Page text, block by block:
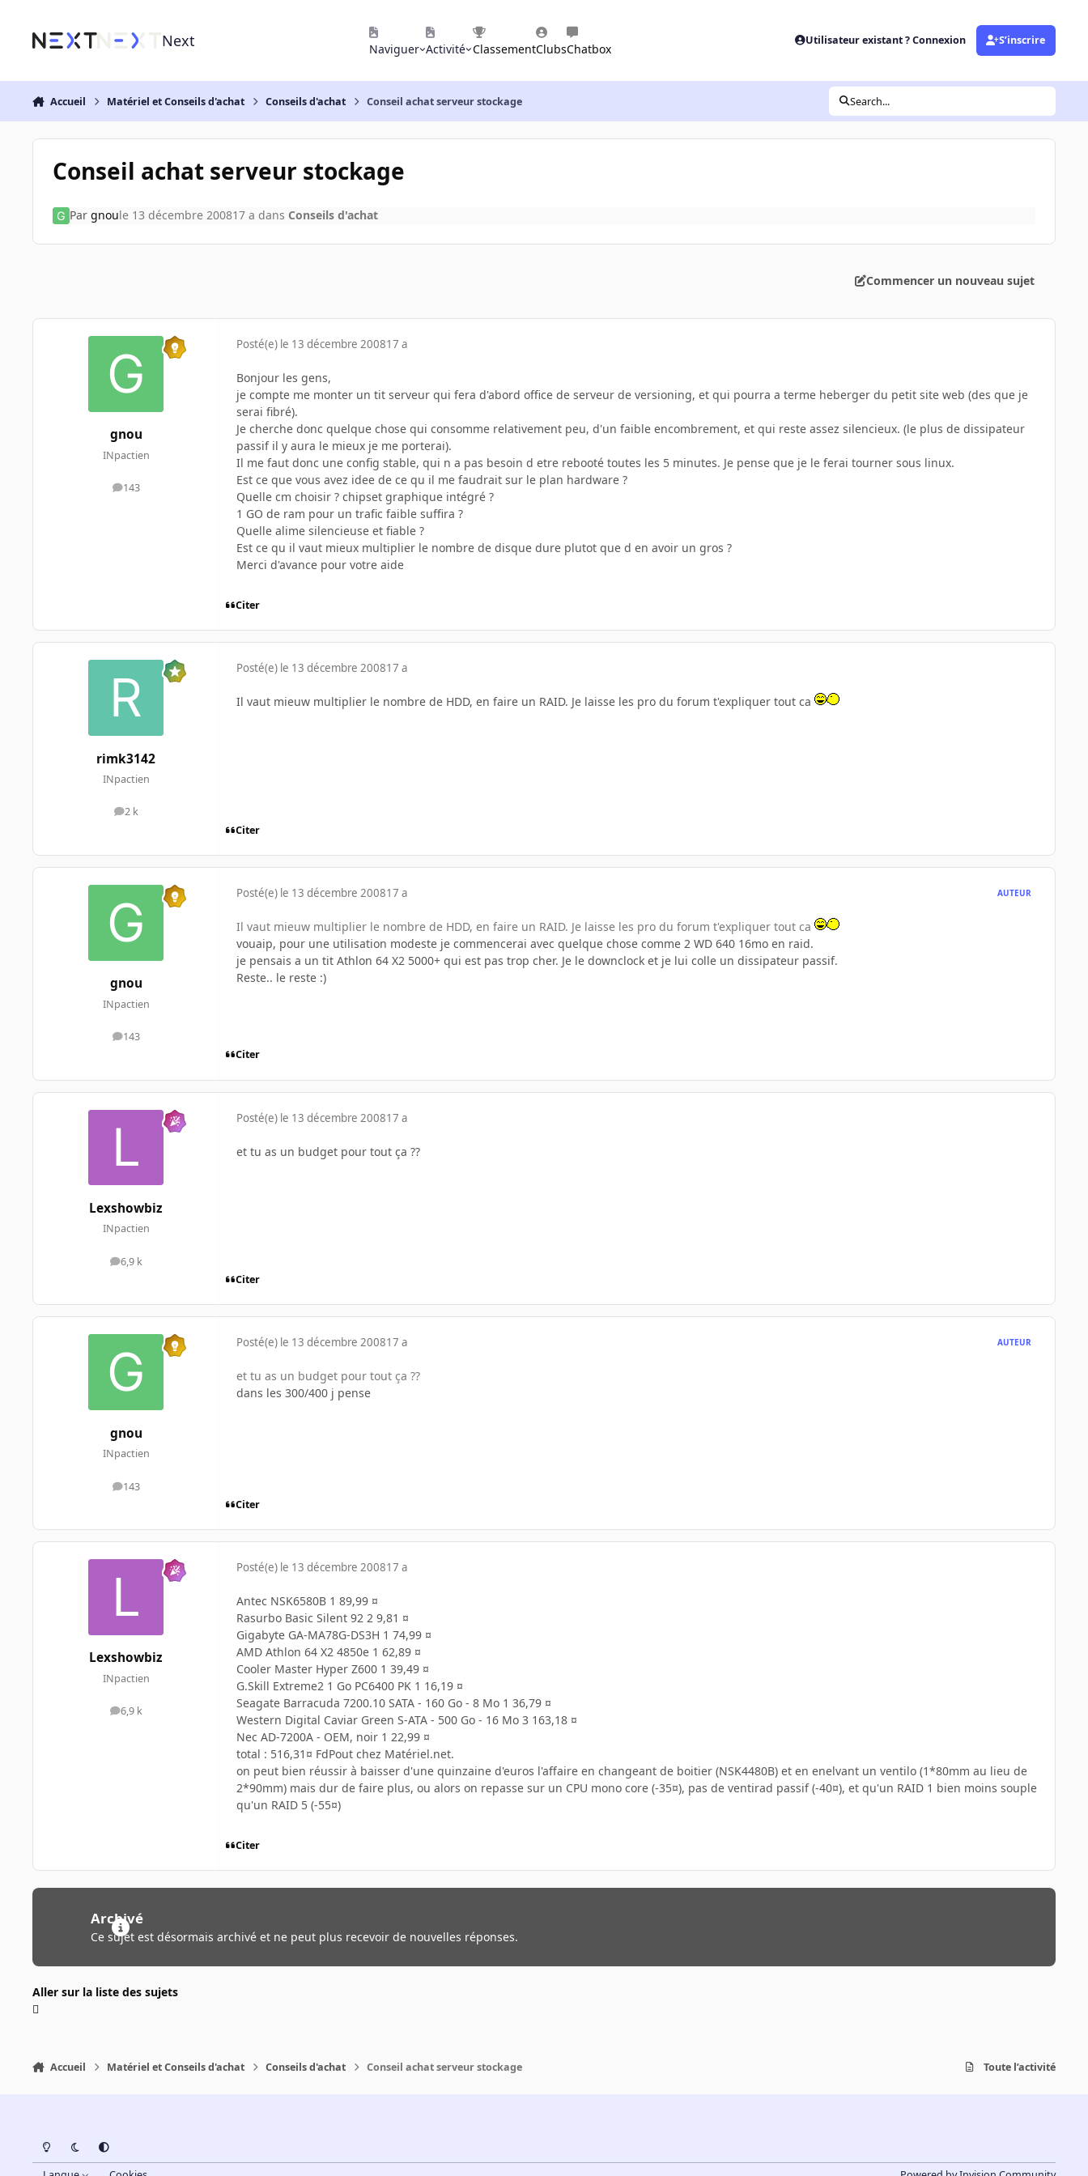
Next Naviguer Activité ClassementClubsChatbox
Utilisateur existant ? Connexion S’inscrire
Accueil Matériel et Conseils d'achat Conseils d'achat Conseil achat serveur stockage Search...
Conseil achat serveur stockage
Par gnoule 13 décembre 200817 a dans Conseils d'achat
Commencer un nouveau sujet
gnou
INpactien
143
messages
Posté(e) le 13 décembre 200817 a
Bonjour les gens,
je compte me monter un tit serveur qui fera d'abord office de serveur de versioning, et qui pourra a terme heberger du petit site web (des que je
serai fibré).
Je cherche donc quelque chose qui consomme relativement peu, d'un faible encombrement, et qui reste assez silencieux. (le plus de dissipateur
passif il y aura le mieux je me porterai).
Il me faut donc une config stable, qui n a pas besoin d etre rebooté toutes les 5 minutes. Je pense que je le ferai tourner sous linux.
Est ce que vous avez idee de ce qu il me faudrait sur le plan hardware ?
Quelle cm choisir ? chipset graphique intégré ?
1 GO de ram pour un trafic faible suffira ?
Quelle alime silencieuse et fiable ?
Est ce qu il vaut mieux multiplier le nombre de disque dure plutot que d en avoir un gros ?
Merci d'avance pour votre aide
Citer
rimk3142
INpactien
2 k
messages
Posté(e) le 13 décembre 200817 a
Il vaut mieuw multiplier le nombre de HDD, en faire un RAID. Je laisse les pro du forum t'expliquer tout ca
Citer
gnou
INpactien
143
messages
Posté(e) le 13 décembre 200817 a AUTEUR
Il vaut mieuw multiplier le nombre de HDD, en faire un RAID. Je laisse les pro du forum t'expliquer tout ca
vouaip, pour une utilisation modeste je commencerai avec quelque chose comme 2 WD 640 16mo en raid.
je pensais a un tit Athlon 64 X2 5000+ qui est pas trop cher. Je le downclock et je lui colle un dissipateur passif.
Reste.. le reste :)
Citer
Lexshowbiz
INpactien
6,9 k
messages
Posté(e) le 13 décembre 200817 a
et tu as un budget pour tout ça ??
Citer
gnou
INpactien
143
messages
Posté(e) le 13 décembre 200817 a AUTEUR
et tu as un budget pour tout ça ??
dans les 300/400 j pense
Citer
Lexshowbiz
INpactien
6,9 k
messages
Posté(e) le 13 décembre 200817 a
Antec NSK6580B 1 89,99 ¤
Rasurbo Basic Silent 92 2 9,81 ¤
Gigabyte GA-MA78G-DS3H 1 74,99 ¤
AMD Athlon 64 X2 4850e 1 62,89 ¤
Cooler Master Hyper Z600 1 39,49 ¤
G.Skill Extreme2 1 Go PC6400 PK 1 16,19 ¤
Seagate Barracuda 7200.10 SATA - 160 Go - 8 Mo 1 36,79 ¤
Western Digital Caviar Green S-ATA - 500 Go - 16 Mo 3 163,18 ¤
Nec AD-7200A - OEM, noir 1 22,99 ¤
total : 516,31¤ FdPout chez Matériel.net.
on peut bien réussir à baisser d'une quinzaine d'euros l'affaire en changeant de boitier (NSK4480B) et en enelvant un ventilo (1*80mm au lieu de
2*90mm) mais dur de faire plus, ou alors on repasse sur un CPU mono core (-35¤), pas de ventirad passif (-40¤), et qu'un RAID 1 bien moins souple
qu'un RAID 5 (-55¤)
Citer
Archivé
Ce sujet est désormais archivé et ne peut plus recevoir de nouvelles réponses.
Aller sur la liste des sujets
Accueil Matériel et Conseils d'achat Conseils d'achat Conseil achat serveur stockage Toute l’activité
Light ModeDark ModeSystem Preference